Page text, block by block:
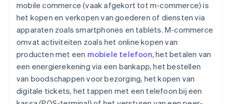
mobile commerce (vaak afgekort tot m-commerce) is
het kopen en verkopen van goederen of diensten via
apparaten zoals smartphones en tablets. M-commerce
omvat activiteiten zoals het online kopen van
producten met een mobiele telefoon, het betalen van
een energierekening via een bankapp, het bestellen
van boodschappen voor bezorging, het kopen van
digitale tickets, het tappen met een telefoon bij een